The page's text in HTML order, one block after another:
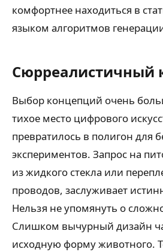
комфортнее находиться в
языком алгоритмов
Сюрреалистичный
Выбор концепций очень
тихое место цифрового
превратилось в полигон для
экспериментов. Запрос на
из жидкого стекла или
проводов, заслуживает
Нельзя не упомянуть о
Слишком вычурный дизайн
исходную форму животного.